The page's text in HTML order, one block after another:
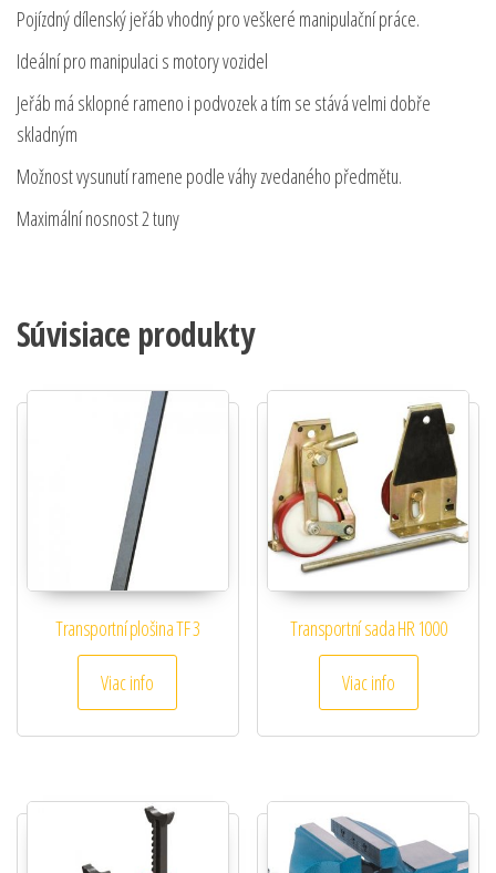
Pojízdný dílenský jeřáb vhodný pro veškeré manipulační práce.
Ideální pro manipulaci s motory vozidel
Jeřáb má sklopné rameno i podvozek a tím se stává velmi dobře
skladným
Možnost vysunutí ramene podle váhy zvedaného předmětu.
Maximální nosnost 2 tuny
Súvisiace produkty
Transportní plošina TF 3
Viac info
Transportní sada HR 1000
Viac info